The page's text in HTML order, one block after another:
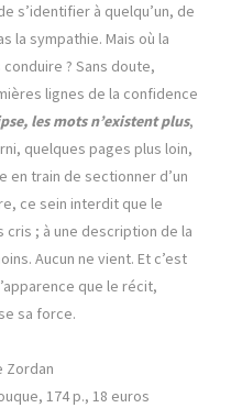
s’identifier à quelqu’un, de
la sympathie. Mais où la
? Sans doute,
lignes de la confidence
les mots n’existent plus,
quelques pages plus loin,
train de sectionner d’un
ce sein interdit que le
cris ; à une description de la
Aucun ne vient. Et c’est
que le récit,
sa force.
Zordan
174 p., 18 euros